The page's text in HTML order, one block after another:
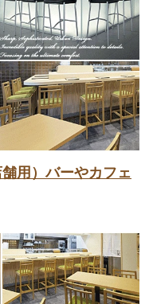
用）バーやカフェ